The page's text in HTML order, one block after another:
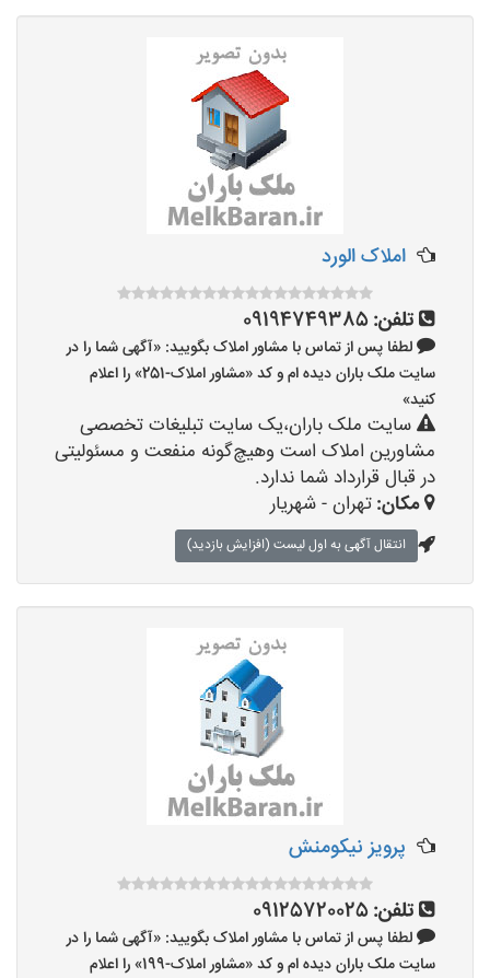
املاک الورد
تلفن:09194749385
لطفا پس از تماس با مشاور املاک بگویید: «آگهی شما را در
سایت ملک باران دیده ام و کد «مشاور املاک-251» را اعلام
کنید»
سایت ملک باران،یک سایت تبلیغات تخصصی
مشاورین املاک است وهیچ‌گونه منفعت و مسئولیتی
در قبال قرارداد شما ندارد.
مکان:تهران - شهریار
انتقال آگهی به اول لیست (افزایش بازدید)
پرویز نیکومنش
تلفن:09125720025
لطفا پس از تماس با مشاور املاک بگویید: «آگهی شما را در
سایت ملک باران دیده ام و کد «مشاور املاک-199» را اعلام